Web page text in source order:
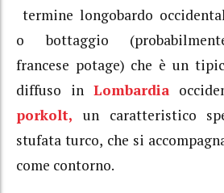
termine longobardo
o bottaggio
francese potage) che è un
diffuso in Lombardia
porkolt, un caratteristico
stufata turco, che si
come contorno.